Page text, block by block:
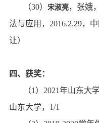
（30） 宋淑亮，张娥
法与应用， 2016.2.29，中
让）
四、获奖：
（1 ） 2021年山东大
山东大学， 1/1